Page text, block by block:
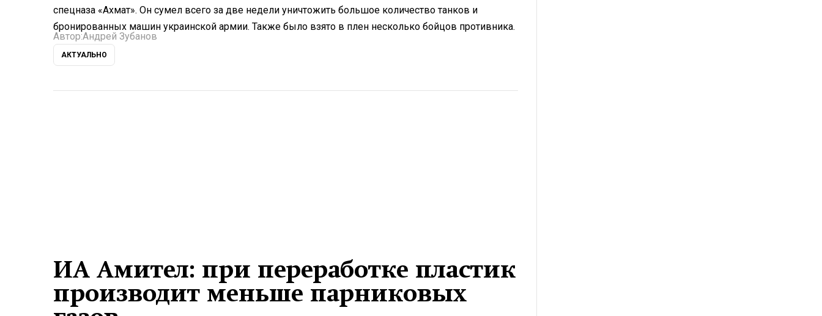
спецназа «Ахмат». Он сумел всего за две недели уничтожить большое количество танков и
бронированных машин украинской армии. Также было взято в плен несколько бойцов противника.
Автор:Андрей Зубанов
АКТУАЛЬНО
ИА Амител: при переработке пластик
производит меньше парниковых